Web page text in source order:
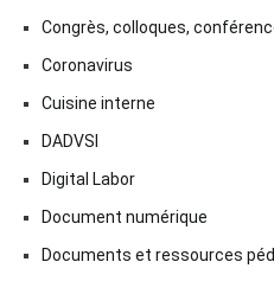
Congrès, colloques,
Coronavirus
Cuisine interne
DADVSI
Digital Labor
Document numérique
Documents et ressources